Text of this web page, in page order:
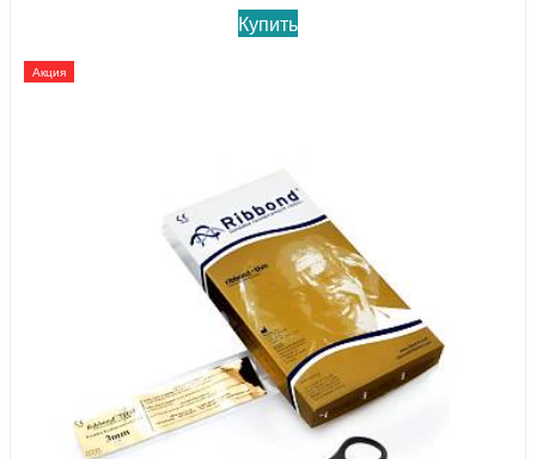
Купить
Акция